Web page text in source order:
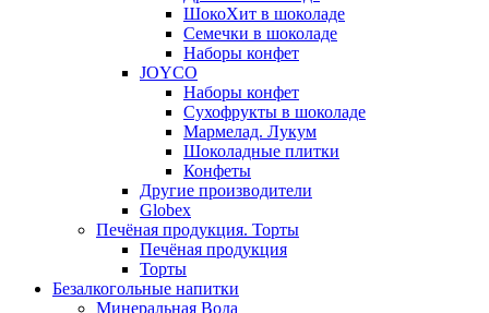
ШокоХит в шоколаде
Семечки в шоколаде
Наборы конфет
JOYCO
Наборы конфет
Сухофрукты в шоколаде
Мармелад. Лукум
Шоколадные плитки
Конфеты
Другие производители
Globex
Печёная продукция. Торты
Печёная продукция
Торты
Безалкогольные напитки
Минеральная Вода